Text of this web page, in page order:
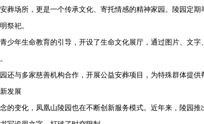
葬场所，更是一个传承文化、寄托情感的精神家园。陵园定
祭祀。
少年生命教育的引导，开设了生命文化展厅，通过图片、文
还与多家慈善机构合作，开展公益安葬项目，为特殊群体提供
发展
的变化，凤凰山陵园也在不断创新服务模式。近年来，陵园